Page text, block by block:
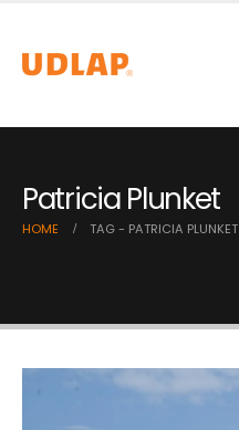
Patricia Plunket
HOME TAG - PATRICIA PLUNKET